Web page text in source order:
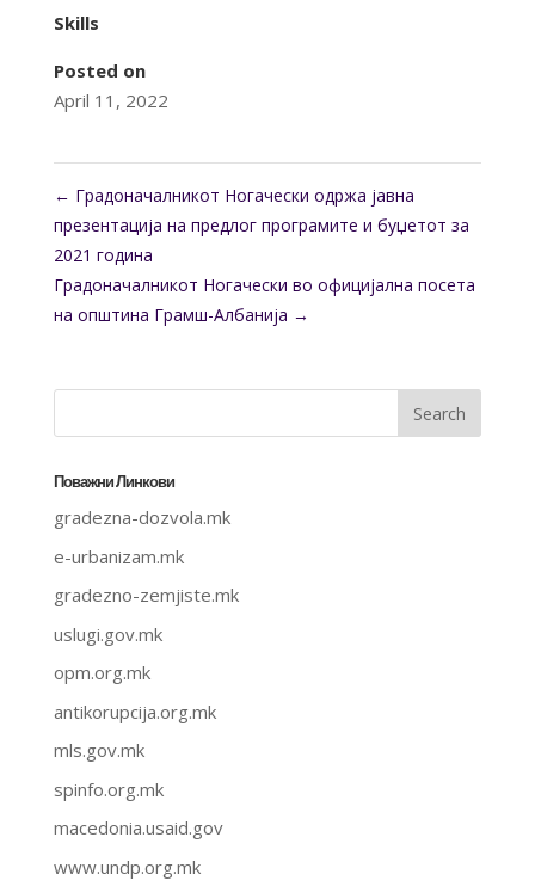
Skills
Posted on
April 11, 2022
← Градоначалникот Ногачески одржа јавна
презентација на предлог програмите и буџетот за
2021 година
Градоначалникот Ногачески во официјална посета
на општина Грамш-Албанија →
Поважни Линкови
gradezna-dozvola.mk
e-urbanizam.mk
gradezno-zemjiste.mk
uslugi.gov.mk
opm.org.mk
antikorupcija.org.mk
mls.gov.mk
spinfo.org.mk
macedonia.usaid.gov
www.undp.org.mk